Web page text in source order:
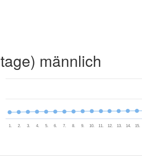
männlich
1. 2. 3. 4. 5. 6. 7. 8. 9. 10. 11. 12. 13. 14. 15.